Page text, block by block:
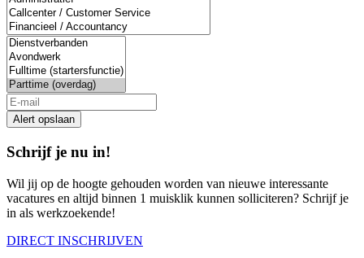
Alert opslaan
Schrijf je nu in!
Wil jij op de hoogte gehouden worden van nieuwe interessante
vacatures en altijd binnen 1 muisklik kunnen solliciteren? Schrijf je
in als werkzoekende!
DIRECT INSCHRIJVEN